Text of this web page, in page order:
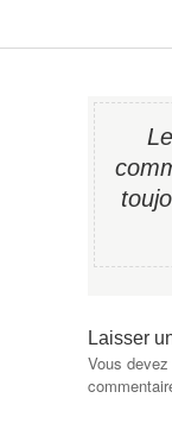
Laisser
Vous devez